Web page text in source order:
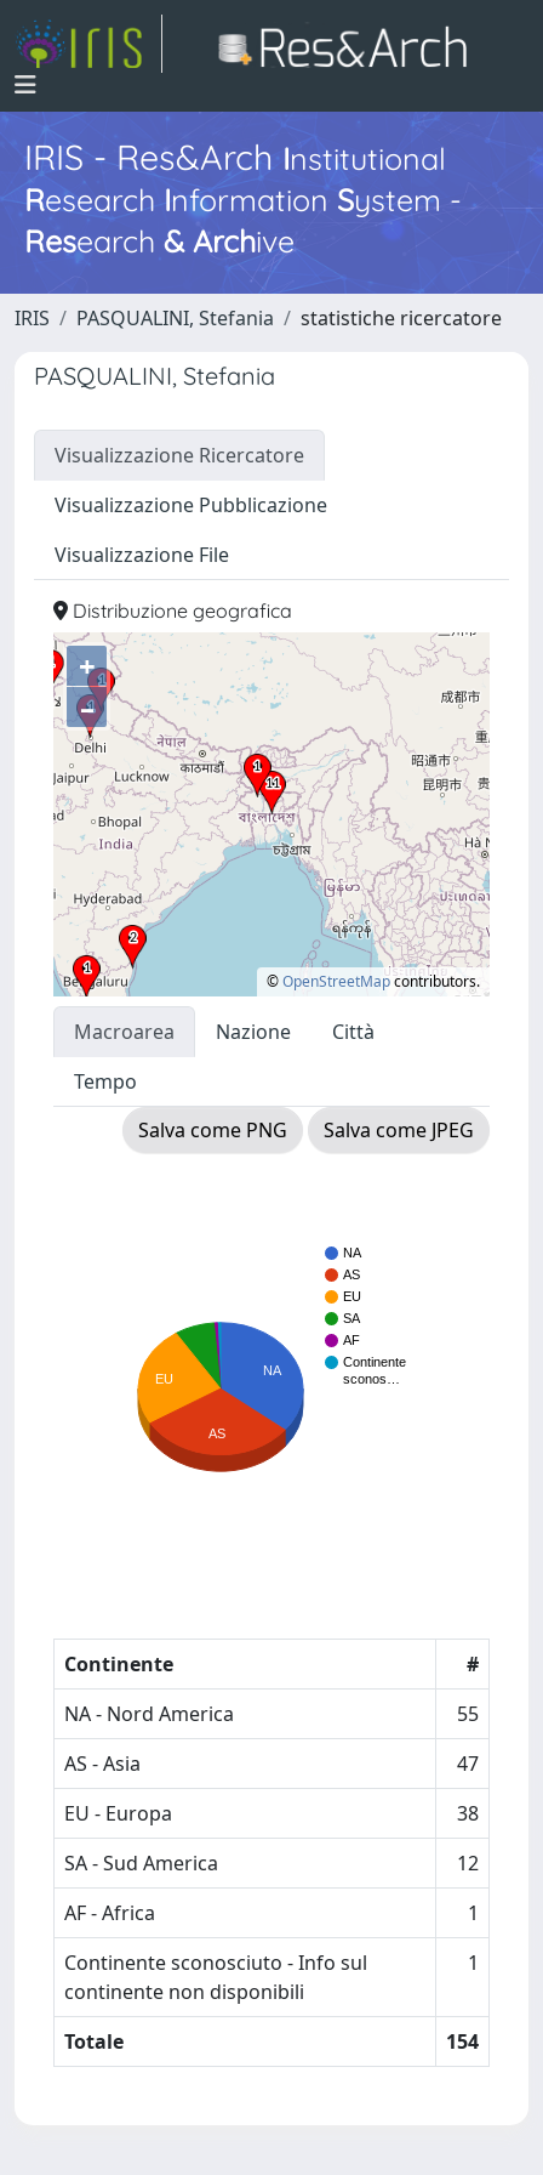
IRIS - Res&ArchInstitutional
Research InformationSystem -
Research & Archive
IRIS PASQUALINI, Stefania statistiche ricercatore
PASQUALINI, Stefania
Visualizzazione Ricercatore
Visualizzazione Pubblicazione
Visualizzazione File
Distribuzione geografica
+
–
©OpenStreetMapcontributors.
Macroarea Nazione
Città
Tempo
Salva come PNG
Salva come JPEG
NA
AS
EU
SA
AF
Continente
sconos…
NA
EU
AS
Continente
#
NA - Nord America
55
AS - Asia
47
EU - Europa
38
SA - Sud America
12
AF - Africa
1
Continente sconosciuto - Info sul
continente non disponibili
1
Totale 154